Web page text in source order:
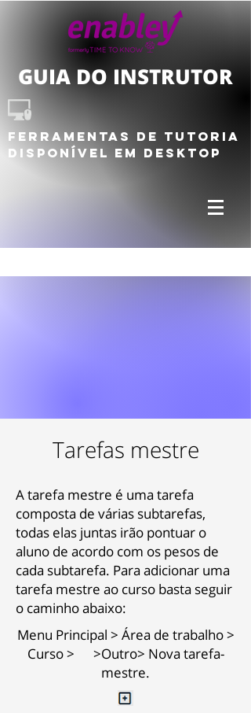
GUIA DO INSTRUTOR
Ferramentas de tutoria
Disponível em DESKTOP
Tarefas mestre
A tarefa mestre é uma tarefa
composta de várias subtarefas,
todas elas juntas irão pontuar o
aluno de acordo com os pesos de
cada subtarefa. Para adicionar uma
tarefa mestre ao curso basta seguir
o caminho abaixo:
Menu Principal > Área de trabalho >
Curso > >Outro> Nova tarefa-
mestre.